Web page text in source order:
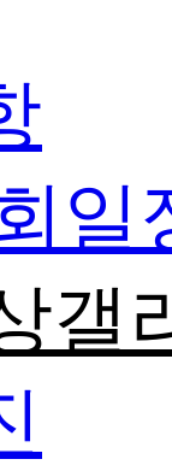
일
갤